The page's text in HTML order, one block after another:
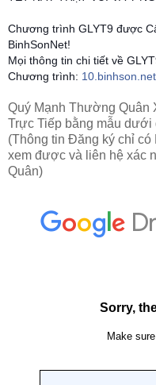
Chương trình GLYT9 được
BinhSonNet!
Mọi thông tin chi tiết về
Chương trình: 10.binhson.net
Quý Mạnh Thường Quân
Trực Tiếp bằng mẫu dưới
(Thông tin Đăng ký chỉ
xem được và liên hệ xác
Quân)